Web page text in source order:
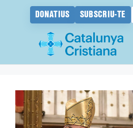
DONATIUS SUBSCRIU-TE